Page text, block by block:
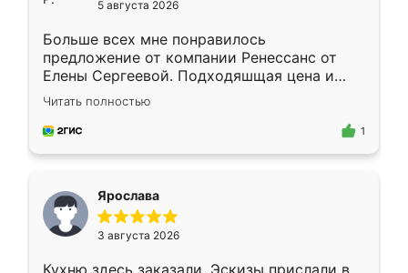
5 августа 2026
Больше всех мне понравилось
предложение от компании Ренессанс от
Елены Сергеевой. Подходяшщая цена и
короткие сроки изготовления. Приехавший
для замера сотрудник Владислав
предложил по моему эскизу самый
Читать полностью
1
Ярослава
3 августа 2026
Кухню здесь заказали. Эскизы прислали в